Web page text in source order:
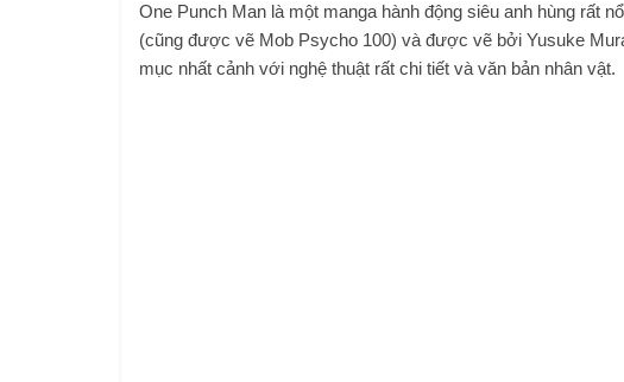
One Punch Man là một manga hành động siêu anh hùng rất
(cũng được vẽ Mob Psycho 100) và được vẽ bởi Yusuke
mục nhất cảnh với nghệ thuật rất chi tiết và văn bản nhân vật.